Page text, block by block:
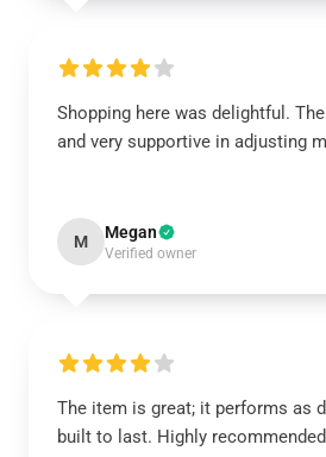
Shopping here was delightful.
and very supportive in adjusting
M Megan
Verified owner
The item is great; it performs as
built to last. Highly